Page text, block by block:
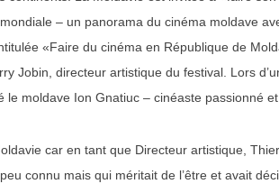
– un panorama du cinéma moldave
«Faire du cinéma en République de
Jobin, directeur artistique du festival. Lors
le moldave Ion Gnatiuc – cinéaste passionné
car en tant que Directeur artistique,
connu mais qui méritait de l’être et avait